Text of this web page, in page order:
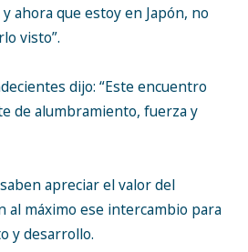
ahora que estoy en Japón, no
visto”.
dijo: “Este encuentro
de alumbramiento, fuerza y
apreciar el valor del
al máximo ese intercambio para
y desarrollo.